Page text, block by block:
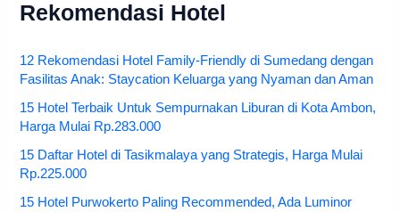
Rekomendasi Hotel
12 Rekomendasi Hotel Family-Friendly di Sumedang dengan
Fasilitas Anak: Staycation Keluarga yang Nyaman dan Aman
15 Hotel Terbaik Untuk Sempurnakan Liburan di Kota Ambon,
Harga Mulai Rp.283.000
15 Daftar Hotel di Tasikmalaya yang Strategis, Harga Mulai
Rp.225.000
15 Hotel Purwokerto Paling Recommended, Ada Luminor